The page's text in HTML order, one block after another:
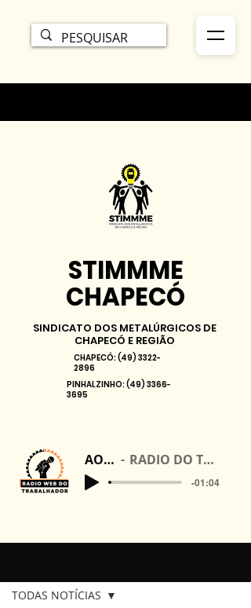
STIMMME
CHAPECÓ
SINDICATO DOS METALÚRGICOS DE
CHAPECÓ E REGIÃO
CHAPECÓ:(49) 3322-
2896
PINHALZINHO:(49) 3366-
3695
AO VIVO RADIO DO TRABALHADOR
-01:04
TODAS NOTÍCIAS